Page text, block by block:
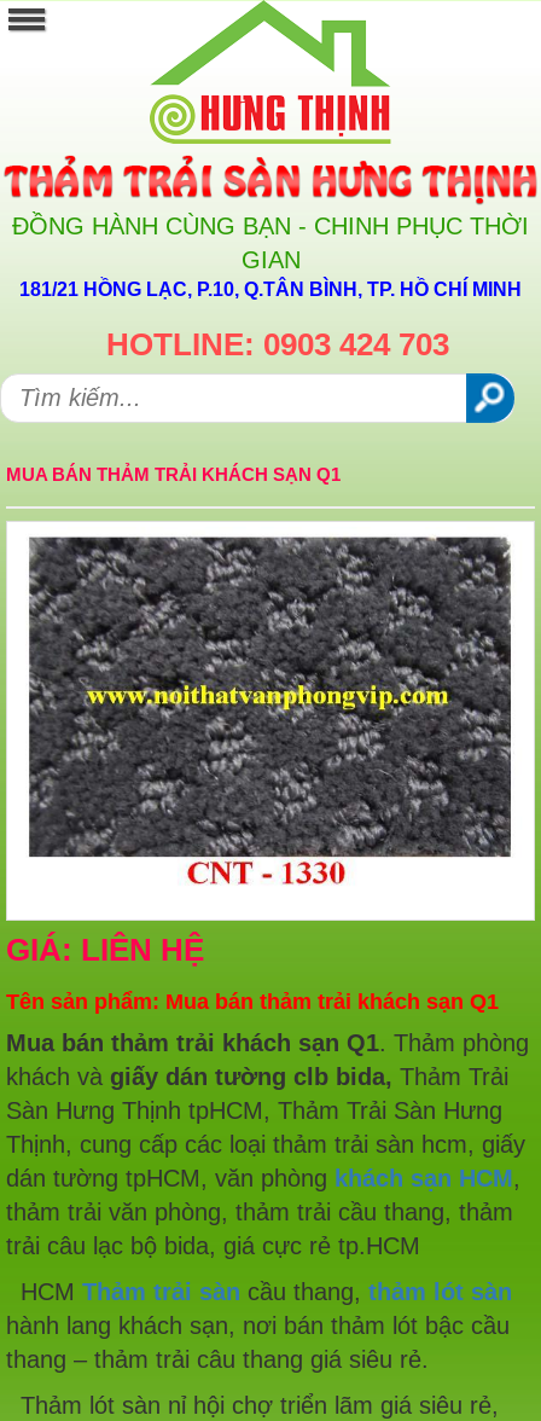
ĐỒNG HÀNH CÙNG BẠN - CHINH PHỤC THỜI
GIAN
181/21 HỒNG LẠC, P.10, Q.TÂN BÌNH, TP. HỒ CHÍ MINH
HOTLINE: 0903 424 703
MUA BÁN THẢM TRẢI KHÁCH SẠN Q1
GIÁ: LIÊN HỆ
Tên sản phẩm: Mua bán thảm trải khách sạn Q1
Mua bán thảm trải khách sạn Q1. Thảm phòng
khách và giấy dán tường clb bida, Thảm Trải
Sàn Hưng Thịnh tpHCM, Thảm Trải Sàn Hưng
Thịnh, cung cấp các loại thảm trải sàn hcm, giấy
dán tường tpHCM, văn phòng khách sạn HCM,
thảm trải văn phòng, thảm trải cầu thang, thảm
trải câu lạc bộ bida, giá cực rẻ tp.HCM
HCM Thảm trải sàn cầu thang, thảm lót sàn
hành lang khách sạn, nơi bán thảm lót bậc cầu
thang – thảm trải câu thang giá siêu rẻ.
Thảm lót sàn nỉ hội chợ triển lãm giá siêu rẻ,